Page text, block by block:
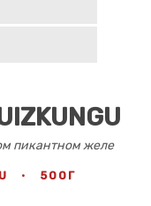
пикантном желе
· 500Г